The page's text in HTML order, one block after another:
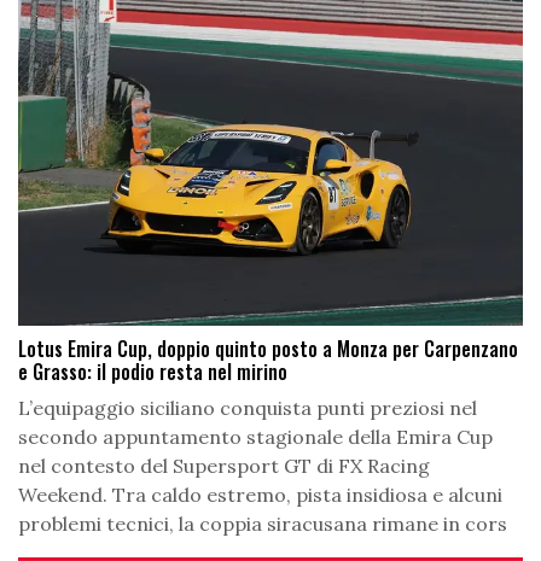
Lotus Emira Cup, doppio quinto posto a Monza per Carpenzano
e Grasso: il podio resta nel mirino
L’equipaggio siciliano conquista punti preziosi nel
secondo appuntamento stagionale della Emira Cup
nel contesto del Supersport GT di FX Racing
Weekend. Tra caldo estremo, pista insidiosa e alcuni
problemi tecnici, la coppia siracusana rimane in cors